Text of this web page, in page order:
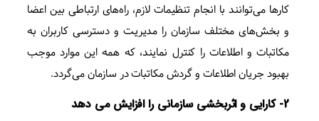
کارها می‌توانند با انجام تنظیمات لازم، راه‌های ارتباطی بین اعضا
و بخش‌های مختلف سازمان را مدیریت و دسترسی کاربران به
مکاتبات و اطلاعات را کنترل نمایند، که همه این موارد موجب
بهبود جریان اطلاعات و گردش مکاتبات در سازمان می‌گردد.
2- کارایی و اثربخشی سازمانی را افزایش می دهد